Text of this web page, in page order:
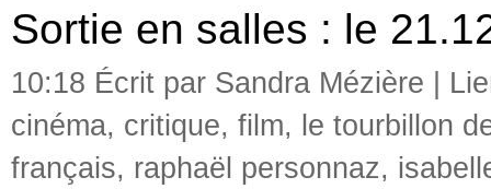
Sortie en salles : le
10:18 Écrit par Sandra Mézière |
cinéma, critique, film, le tourbillon
français, raphaël personnaz,